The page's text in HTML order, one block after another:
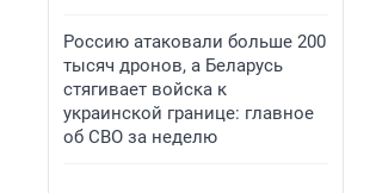
Россию атаковали больше 200
тысяч дронов, а Беларусь
стягивает войска к
украинской границе: главное
об СВО за неделю